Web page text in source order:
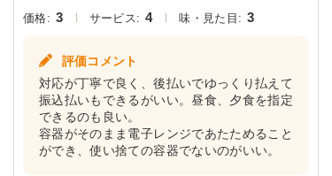
価格: 3 サービス: 4 味・見た目: 3
評価コメント
対応が丁寧で良く、後払いでゆっくり払えて
振込払いもできるがいい。昼食、夕食を指定
できるのも良い。
容器がそのまま電子レンジであたためること
ができ、使い捨ての容器でないのがいい。